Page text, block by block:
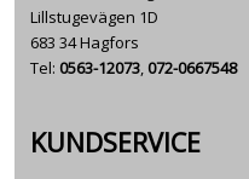
Lillstugevägen 1D
683 34 Hagfors
Tel: 0563-12073,072-0667548
KUNDSERVICE